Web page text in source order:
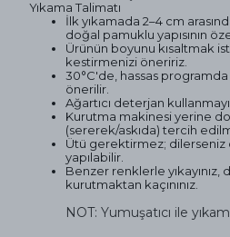
Yıkama Talimatı
İlk yıkamada 2–4 cm
doğal pamuklu yapısının
Ürünün boyunu kısaltmak
kestirmenizi öneririz.
30°C'de, hassas
önerilir.
Ağartıcı deterjan
Kurutma makinesi yerine
(sererek/askıda) tercih
Ütü gerektirmez; dilerseniz
yapılabilir.
Benzer renklerle yıkayınız,
kurutmaktan kaçınınız.
NOT: Yumuşatıcı ile